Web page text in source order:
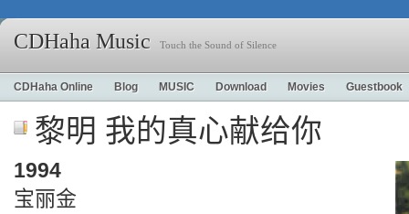
CDHaha Music Touch the Sound of Silence
CDHaha Online Blog MUSIC Download Movies Guestbook
黎明 我的真心献给你
1994
宝丽金